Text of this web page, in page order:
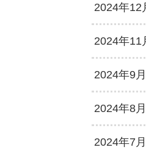
2024年12
2024年11
2024年9月
2024年8月
2024年7月